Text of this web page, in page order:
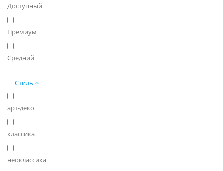
Доступный
Премиум
Средний
Стиль
арт-деко
классика
неоклассика